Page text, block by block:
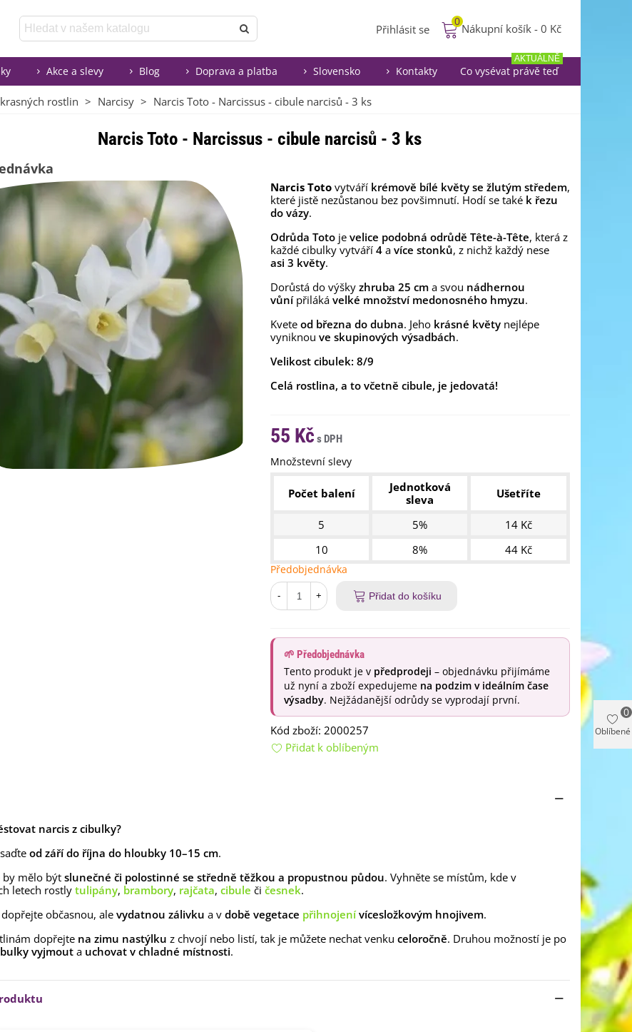
Přihlásit se
0
Nákupní košík - 0 Kč
Akce a slevy Blog Doprava a platba Slovensko Kontakty Co vysévat právě teď
AKTUÁLNĚ
rostlin > Narcisy > Narcis Toto - Narcissus - cibule narcisů - 3 ks
bomby - dárkový
Narcis Toto - Narcissus - cibule narcisů - 3 ks
Narcis Toto vytváří krémově bílé květy se žlutým středem,
které jistě nezůstanou bez povšimnutí. Hodí se také k řezu
do vázy.
Odrůda Toto je velice podobná odrůdě Tête-à-Tête, která z
každé cibulky vytváří 4 a více stonků, z nichž každý nese
asi 3 květy.
Dorůstá do výšky zhruba 25 cm a svou nádhernou
vůní přiláká velké množství medonosného hmyzu.
Kvete od března do dubna. Jeho krásné květy nejlépe
vyniknou ve skupinových výsadbách.
Velikost cibulek: 8/9
Celá rostlina, a to včetně cibule, je jedovatá!
55 Kč
Množstevní slevy
Počet balení
Jednotková
sleva
Ušetříte
5 5%
14 Kč
10
8% 44 Kč
Předobjednávka
- + Přidat do košíku
🌱 Předobjednávka
Tento produkt je v předprodeji – objednávku přijímáme
už nyní a zboží expedujeme na podzim v ideálním čase
výsadby. Nejžádanější odrůdy se vyprodají první.
Kód zboží: 2000257
Přidat k oblíbeným
narcis z cibulky?
od září do října do hloubky 10–15 cm.
by mělo být slunečné či polostinné se středně těžkou a propustnou půdou. Vyhněte se místům, kde v
letech rostly tulipány, brambory, rajčata, cibule či česnek.
občasnou, ale vydatnou zálivku a v době vegetace přihnojení vícesložkovým hnojivem.
dopřejte na zimu nastýlku z chvojí nebo listí, tak je můžete nechat venku celoročně. Druhou možností je po
vyjmouta uchovat v chladné místnosti.
Oblíbené
0